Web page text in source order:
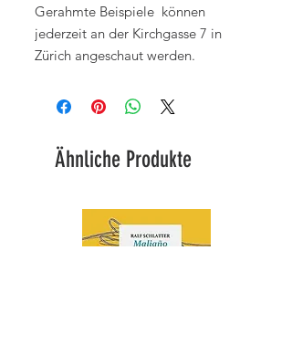
Gerahmte Beispiele können
jederzeit an der Kirchgasse 7 in
Zürich angeschaut werden.
Ähnliche Produkte